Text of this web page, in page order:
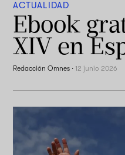
ACTUALIDAD
Ebook
XIV en
Redacción Omnes ·12 junio 2026